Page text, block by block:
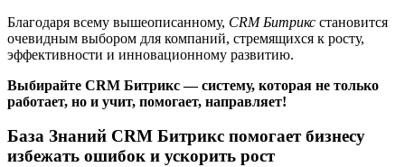
Благодаря всему вышеописанному, CRM Битрикс становится
очевидным выбором для компаний, стремящихся к росту,
эффективности и инновационному развитию.
Выбирайте CRM Битрикс — систему, которая не только
работает, но и учит, помогает, направляет!
База Знаний CRM Битрикс помогает бизнесу
избежать ошибок и ускорить рост